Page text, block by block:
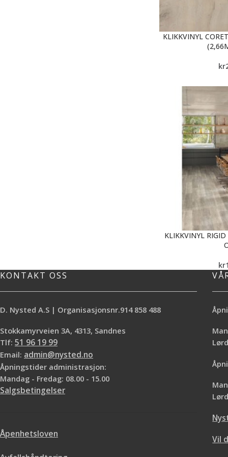
KLIKKVINYL
kr
KLIKKVINYL
kr
KONTAKT OSS
D. Nysted A.S | Organisasjonsnr.914 858 488
Stokkamyrveien 3A, 4313, Sandnes
Tlf: 51 96 19 99
Email: admin@nysted.no
Åpningstider administrasjon:
Mandag - Fredag: 08.00 - 15.00
Salgsbetingelser
Åpenhetsloven
Vil